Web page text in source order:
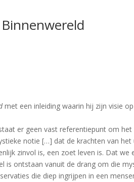
met een inleiding waarin hij zijn visie
er geen vast referentiepunt om
notie […] dat de krachten van
zinvol is, een zoet leven is. Dat
is ontstaan vanuit de drang om die
die diep ingrijpen in een